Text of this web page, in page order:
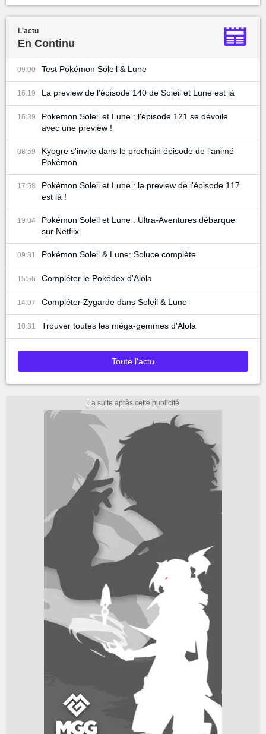
L'actu
En Continu
09:00 Test Pokémon Soleil & Lune
16:19 La preview de l'épisode 140 de Soleil et Lune est là
16:39
Pokemon Soleil et Lune : l'épisode 121 se dévoile
avec une preview !
08:59
Kyogre s'invite dans le prochain épisode de l'animé
Pokémon
17:58
Pokémon Soleil et Lune : la preview de l'épisode 117
est là !
19:04
Pokémon Soleil et Lune : Ultra-Aventures débarque
sur Netflix
09:31 Pokémon Soleil & Lune: Soluce complète
15:56 Compléter le Pokédex d'Alola
14:07 Compléter Zygarde dans Soleil & Lune
10:31 Trouver toutes les méga-gemmes d'Alola
Toute l'actu